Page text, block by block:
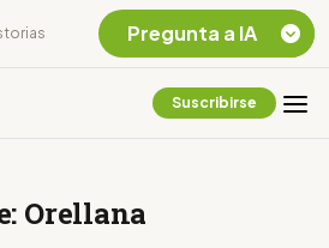
Suscribirse
Orellana
Pregunta a IA